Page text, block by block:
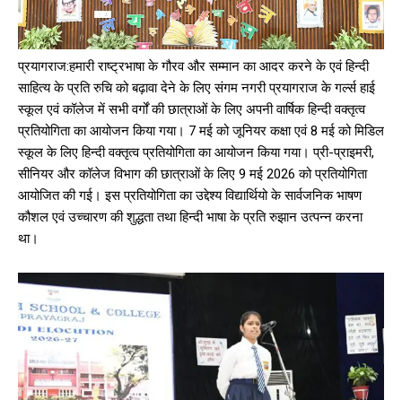
प्रयागराज:हमारी राष्ट्रभाषा के गौरव और सम्मान का आदर करने के एवं हिन्दी
साहित्य के प्रति रुचि को बढ़ावा देने के लिए संगम नगरी प्रयागराज के गर्ल्स हाई
स्कूल एवं कॉलेज में सभी वर्गों की छात्राओं के लिए अपनी वार्षिक हिन्दी वक्तृत्व
प्रतियोगिता का आयोजन किया गया। 7 मई को जूनियर कक्षा एवं 8 मई को मिडिल
स्कूल के लिए हिन्दी वक्तृत्व प्रतियोगिता का आयोजन किया गया। प्री-प्राइमरी,
सीनियर और कॉलेज विभाग की छात्राओं के लिए 9 मई 2026 को प्रतियोगिता
आयोजित की गई। इस प्रतियोगिता का उद्देश्य विद्यार्थियो के सार्वजनिक भाषण
कौशल एवं उच्चारण की शुद्धता तथा हिन्दी भाषा के प्रति रुझान उत्पन्न करना
था।